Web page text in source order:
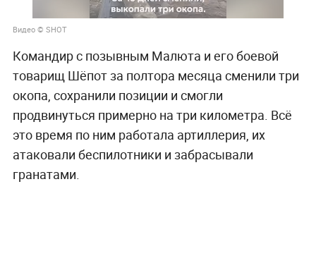
Видео © SHOT
Командир с позывным Малюта и его боевой
товарищ Шёпот за полтора месяца сменили три
окопа, сохранили позиции и смогли
продвинуться примерно на три километра. Всё
это время по ним работала артиллерия, их
атаковали беспилотники и забрасывали
гранатами.